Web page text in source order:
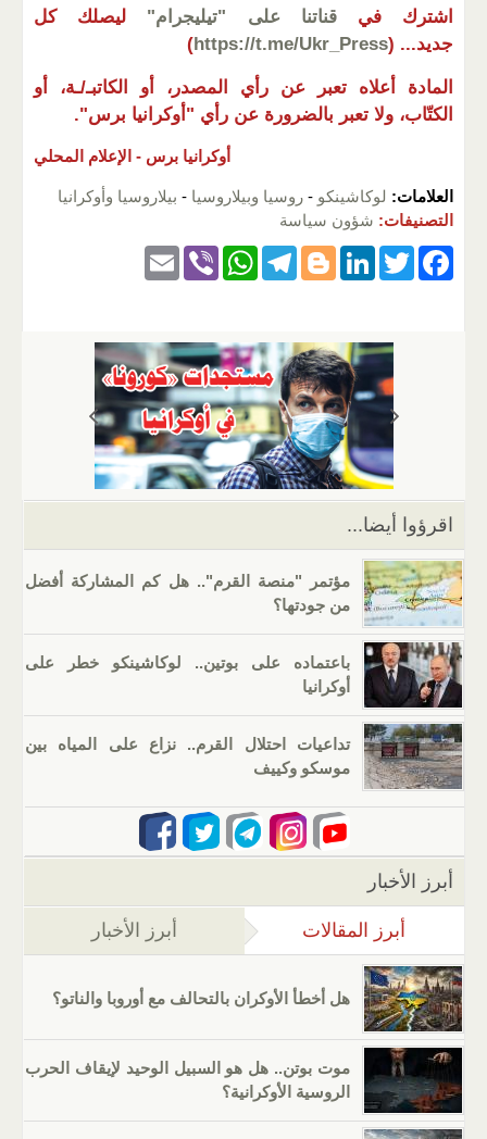
اشترك في قناتنا على "تيليجرام"
ليصلك كل
جديد... (
https://t.me/Ukr_Press
)
المادة أعلاه تعبر عن رأي المصدر، أو الكاتبـ/ـة، أو
الكتّاب، ولا تعبر بالضرورة عن رأي "أوكرانيا برس".
أوكرانيا برس - الإعلام المحلي
العلامات: لوكاشينكو - روسيا وبيلاروسيا - بيلاروسيا وأوكرانيا
التصنيفات: شؤون سياسة
F
k
T
er
Li
e
dI
n
Bl
g
er
T
gr
a
m
W
s
A
p
p
Vi
اقرؤوا أيضا...
مؤتمر "منصة القرم".. هل كم المشاركة أفضل
من جودتها؟
باعتماده على بوتين.. لوكاشينكو خطر على
أوكرانيا
تداعيات احتلال القرم.. نزاع على المياه بين
موسكو وكييف
أبرز الأخبار
أبرز المقالات (علامة التبويب النشطة)
أبرز الأخبار
هل أخطأ الأوكران بالتحالف مع أوروبا والناتو؟
موت بوتن.. هل هو السبيل الوحيد لإيقاف الحرب
الروسية الأوكرانية؟